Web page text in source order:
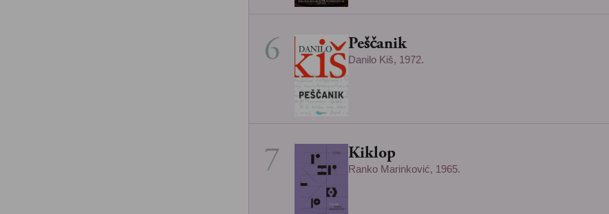
6 Peščanik
Danilo Kiš, 1972.
7 Kiklop
Ranko Marinković, 1965.